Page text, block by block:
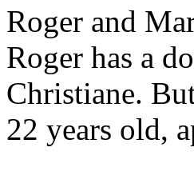
Roger and
Roger has a
Christiane.
22 years old,